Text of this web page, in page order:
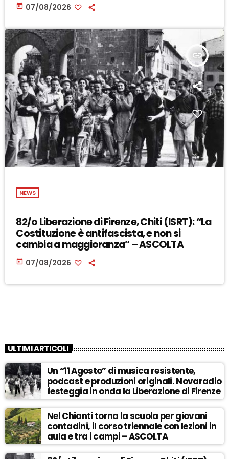
today 07/08/2026
insert_link
NEWS
82/o Liberazione di Firenze, Chiti (ISRT): “La
Costituzione è antifascista, e non si
cambia a maggioranza” – ASCOLTA
today 07/08/2026
ULTIMI ARTICOLI
Un “11 Agosto” di musica resistente,
podcast e produzioni originali. Novaradio
festeggia in onda la Liberazione di Firenze
Nel Chianti torna la scuola per giovani
contadini, il corso triennale con lezioni in
aula e tra i campi – ASCOLTA